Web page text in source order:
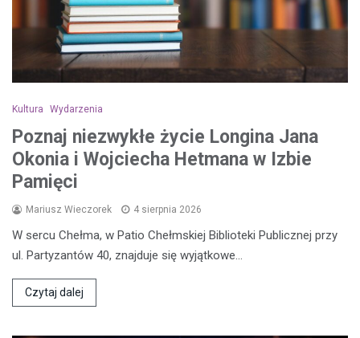
Kultura Wydarzenia
Poznaj niezwykłe życie Longina Jana
Okonia i Wojciecha Hetmana w Izbie
Pamięci
Mariusz Wieczorek 4 sierpnia 2026
W sercu Chełma, w Patio Chełmskiej Biblioteki Publicznej przy
ul. Partyzantów 40, znajduje się wyjątkowe…
Czytaj dalej